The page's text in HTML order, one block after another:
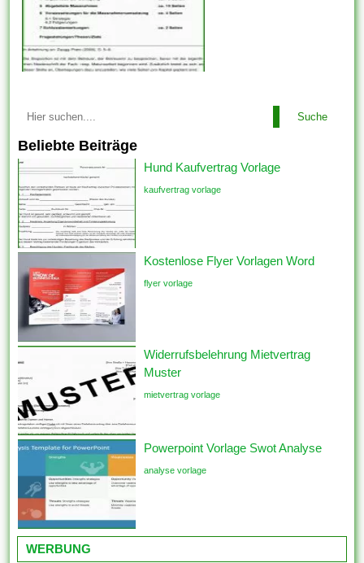
Suche
Beliebte Beiträge
Hund Kaufvertrag Vorlage
kaufvertrag vorlage
Kostenlose Flyer Vorlagen Word
flyer vorlage
Widerrufsbelehrung Mietvertrag
Muster
mietvertrag vorlage
Powerpoint Vorlage Swot Analyse
analyse vorlage
WERBUNG